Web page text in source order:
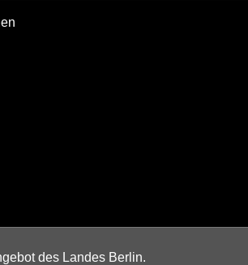
des Landes Berlin.